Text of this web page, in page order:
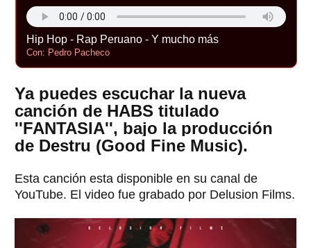
Hip Hop - Rap Peruano - Y mucho más
Con: Pedro Pacheco
Ya puedes escuchar la nueva
canción de HABS titulado
''FANTASIA'', bajo la producción
de Destru (Good Fine Music).
Esta canción esta disponible en su canal de
YouTube. El video fue grabado por Delusion Films.